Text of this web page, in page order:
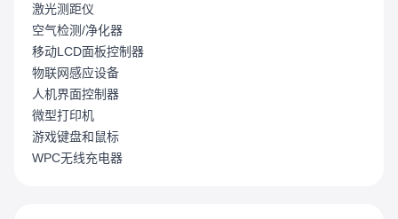
激光测距仪
空气检测/净化器
移动LCD面板控制器
物联网感应设备
人机界面控制器
微型打印机
游戏键盘和鼠标
WPC无线充电器